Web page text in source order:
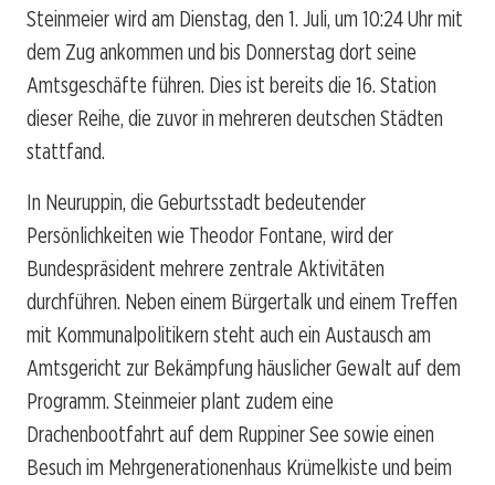
Steinmeier wird am Dienstag, den 1. Juli, um 10:24 Uhr mit
dem Zug ankommen und bis Donnerstag dort seine
Amtsgeschäfte führen. Dies ist bereits die 16. Station
dieser Reihe, die zuvor in mehreren deutschen Städten
stattfand.
In Neuruppin, die Geburtsstadt bedeutender
Persönlichkeiten wie Theodor Fontane, wird der
Bundespräsident mehrere zentrale Aktivitäten
durchführen. Neben einem Bürgertalk und einem Treffen
mit Kommunalpolitikern steht auch ein Austausch am
Amtsgericht zur Bekämpfung häuslicher Gewalt auf dem
Programm. Steinmeier plant zudem eine
Drachenbootfahrt auf dem Ruppiner See sowie einen
Besuch im Mehrgenerationenhaus Krümelkiste und beim